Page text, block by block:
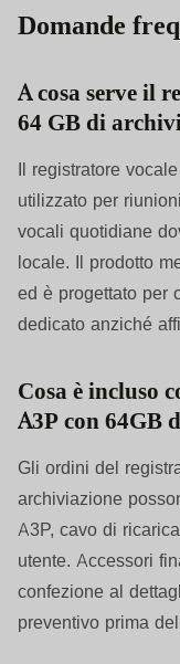
Domande
A cosa serve il
64 GB di
Il registratore
utilizzato per
vocali quotidiane
locale. Il prodotto
ed è progettato per
dedicato anziché
Cosa è incluso
A3P con 64GB
Gli ordini del
archiviazione
A3P, cavo di
utente. Accessori
confezione al
preventivo prima